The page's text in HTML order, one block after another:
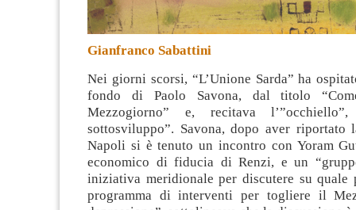
Gianfranco Sabattini
Nei giorni scorsi, “L’Unione Sarda” ha
fondo di Paolo Savona, dal titolo
Mezzogiorno” e, recitava
sottosviluppo”. Savona, dopo aver riportato
Napoli si è tenuto un incontro con Yoram
economico di fiducia di Renzi, e un
iniziativa meridionale per discutere su quale
programma di interventi per togliere il